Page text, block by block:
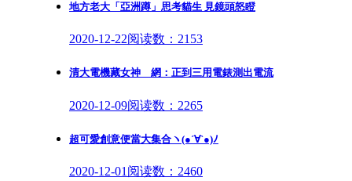
地方老大「亞洲蹲」思考貓生 見鏡頭怒瞪
2020-12-22阅读数：2153
清大電機藏女神 網：正到三用電錶測出電流
2020-12-09阅读数：2265
超可愛創意便當大集合ヽ(●´∀`●)ﾉ
2020-12-01 阅读数：2460